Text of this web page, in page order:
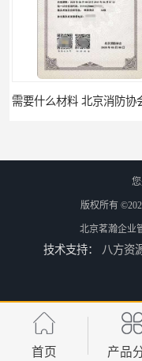
需要什么材料 北京消防协会会员证有什么要求
版权所有
北京茗瀚企业
技术支持： 八方资
首页 产品